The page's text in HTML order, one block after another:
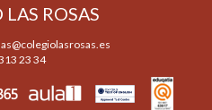
ROSAS
23 34